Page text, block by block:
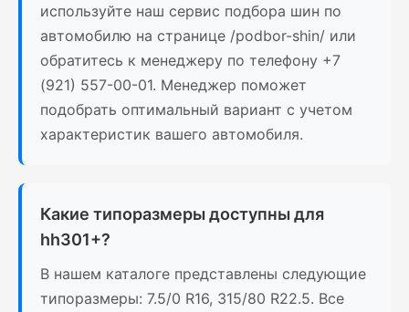
используйте наш сервис подбора шин по
автомобилю на странице /podbor-shin/ или
обратитесь к менеджеру по телефону +7
(921) 557-00-01. Менеджер поможет
подобрать оптимальный вариант с учетом
характеристик вашего автомобиля.
Какие типоразмеры доступны для
hh301+?
В нашем каталоге представлены следующие
типоразмеры: 7.5/0 R16, 315/80 R22.5. Все